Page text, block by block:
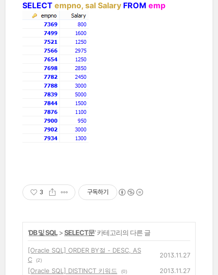
SELECT empno, sal Salary FROM emp
3 구독하기
'DB 및 SQL>SELECT문' 카테고리의 다른 글
[Oracle SQL] ORDER BY절 - DESC, AS
C
(2)
2013.11.27
[Oracle SQL] DISTINCT 키워드
(0)
2013.11.27